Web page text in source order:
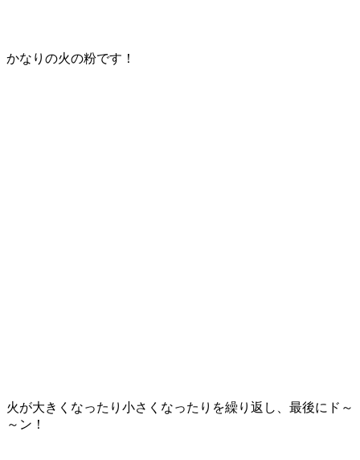
かなりの火の粉です！
火が大きくなったり小さくなったりを繰り返し、最後にド～
～ン！